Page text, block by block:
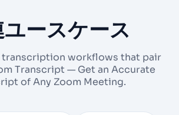
ユースケース
transcription workflows that pair
Transcript — Get an Accurate
of Any Zoom Meeting.